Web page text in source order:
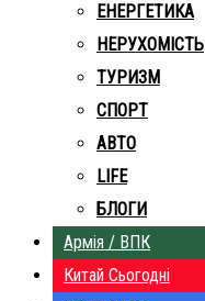
ЕНЕРГЕТИКА
НЕРУХОМІСТЬ
ТУРИЗМ
СПОРТ
АВТО
LIFE
БЛОГИ
Армія / ВПК
Китай Сьогодні